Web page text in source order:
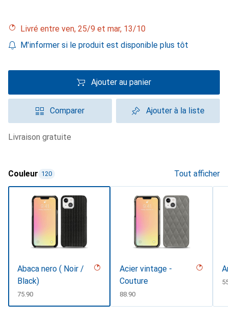
Livré entre ven, 25/9 et mar, 13/10
M'informer si le produit est disponible plus tôt
Ajouter au panier
Comparer Ajouter à la liste
livraison gratuite
Couleur 120 Tout afficher
Abaca nero ( Noir /
Black)
CHF
75.90
Acier vintage -
Couture
CHF
88.90